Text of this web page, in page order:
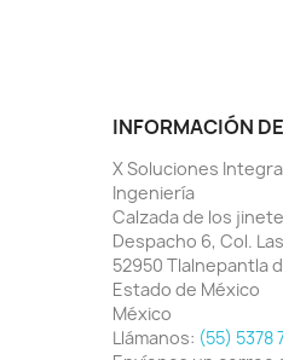
INFORMACIÓN
X Soluciones
Ingeniería
Calzada de los
Despacho 6, Col.
52950 Tlalnepantla
Estado de México
México
Llámanos: (55) 5378